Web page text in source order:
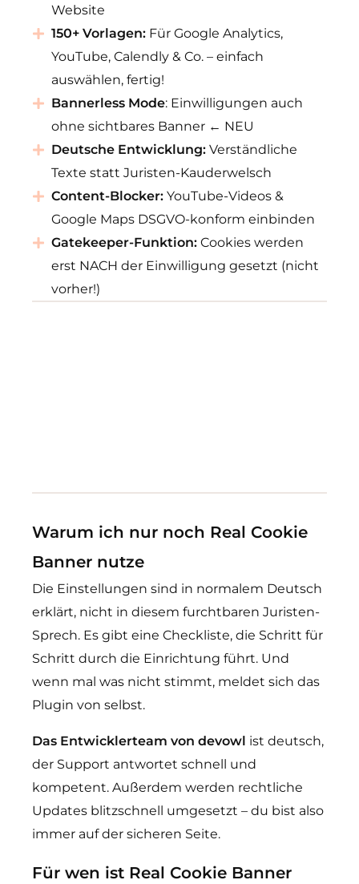
Website
150+ Vorlagen: Für Google Analytics,
YouTube, Calendly & Co. – einfach
auswählen, fertig!
Bannerless Mode: Einwilligungen auch
ohne sichtbares Banner ← NEU
Deutsche Entwicklung: Verständliche
Texte statt Juristen-Kauderwelsch
Content-Blocker: YouTube-Videos &
Google Maps DSGVO-konform einbinden
Gatekeeper-Funktion: Cookies werden
erst NACH der Einwilligung gesetzt (nicht
vorher!)
Warum ich nur noch Real Cookie
Banner nutze
Die Einstellungen sind in normalem Deutsch
erklärt, nicht in diesem furchtbaren Juristen-
Sprech. Es gibt eine Checkliste, die Schritt für
Schritt durch die Einrichtung führt. Und
wenn mal was nicht stimmt, meldet sich das
Plugin von selbst.
Das Entwicklerteam von devowl ist deutsch,
der Support antwortet schnell und
kompetent. Außerdem werden rechtliche
Updates blitzschnell umgesetzt – du bist also
immer auf der sicheren Seite.
Für wen ist Real Cookie Banner